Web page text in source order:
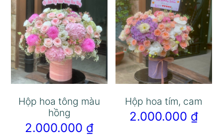
Hộp hoa tông màu
hồng
2.000.000 ₫
Hộp hoa tím, cam
2.000.000 ₫